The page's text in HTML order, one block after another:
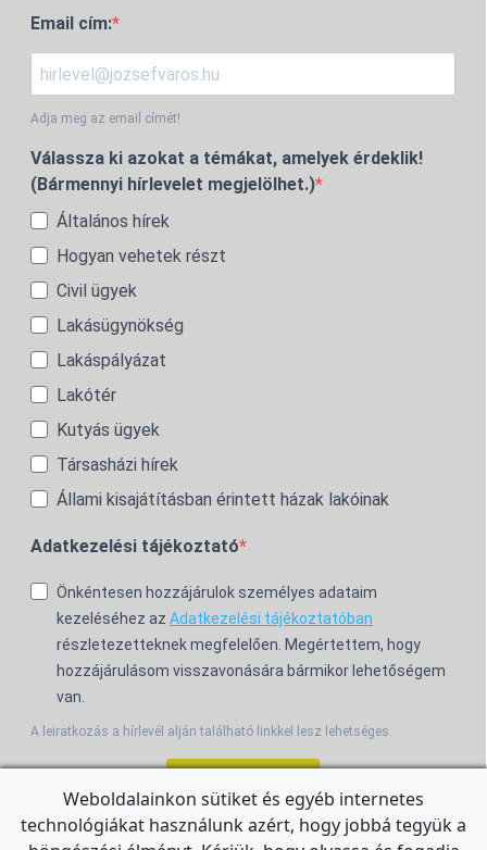
Email cím:
Adja meg az email címét!
Válassza ki azokat a témákat, amelyek érdeklik!
(Bármennyi hírlevelet megjelölhet.)
Általános hírek
Hogyan vehetek részt
Civil ügyek
Lakásügynökség
Lakáspályázat
Lakótér
Kutyás ügyek
Társasházi hírek
Állami kisajátításban érintett házak lakóinak
Adatkezelési tájékoztató
Önkéntesen hozzájárulok személyes adataim
kezeléséhez az Adatkezelési tájékoztatóban
részletezetteknek megfelelően. Megértettem, hogy
hozzájárulásom visszavonására bármikor lehetőségem
van.
A leiratkozás a hírlevél alján található linkkel lesz lehetséges.
For the English Newsletter, clickHERE.
Weboldalainkon sütiket és egyéb internetes
technológiákat használunk azért, hogy jobbá tegyük a